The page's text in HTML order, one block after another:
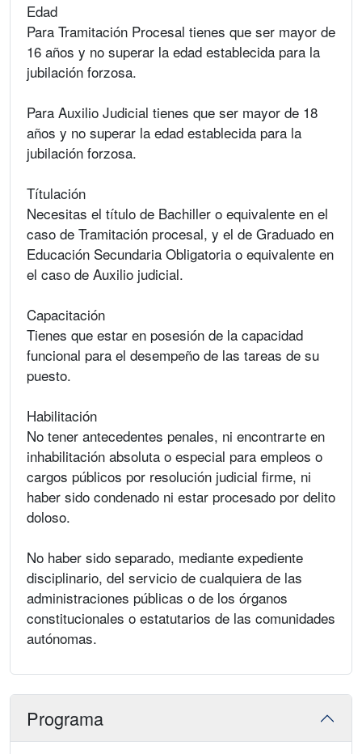
Edad
Para Tramitación Procesal tienes que ser mayor de
16 años y no superar la edad establecida para la
jubilación forzosa.
Para Auxilio Judicial tienes que ser mayor de 18
años y no superar la edad establecida para la
jubilación forzosa.
Títulación
Necesitas el título de Bachiller o equivalente en el
caso de Tramitación procesal, y el de Graduado en
Educación Secundaria Obligatoria o equivalente en
el caso de Auxilio judicial.
Capacitación
Tienes que estar en posesión de la capacidad
funcional para el desempeño de las tareas de su
puesto.
Habilitación
No tener antecedentes penales, ni encontrarte en
inhabilitación absoluta o especial para empleos o
cargos públicos por resolución judicial firme, ni
haber sido condenado ni estar procesado por delito
doloso.
No haber sido separado, mediante expediente
disciplinario, del servicio de cualquiera de las
administraciones públicas o de los órganos
constitucionales o estatutarios de las comunidades
autónomas.
Programa